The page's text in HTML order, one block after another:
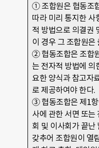
① 조합원은 협동조
따라 미리 통지한 사
적 방법으로 의결권
이 경우 그 조합원은
② 협동조합은 조합
는 전자적 방법에 의
요한 양식과 참고자
로 제공하여야 한다.
③ 협동조합은 제1항
사에 관한 서면 또는
회 및 이사회가 끝난
갖추어 조합원이 열